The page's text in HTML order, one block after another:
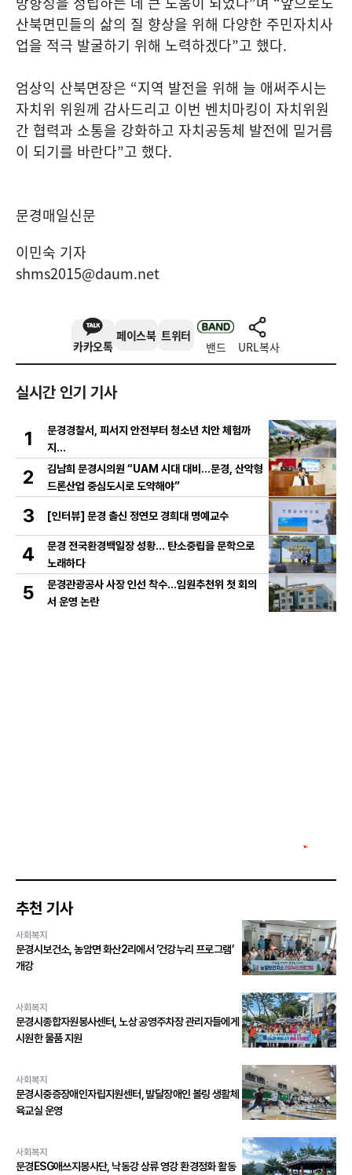
산북면민들의 삶의 질 향상을 위해 다양한 주민자치사
업을 적극 발굴하기 위해 노력하겠다”고 했다.
엄상익 산북면장은 “지역 발전을 위해 늘 애써주시는
자치위 위원께 감사드리고 이번 벤치마킹이 자치위원
간 협력과 소통을 강화하고 자치공동체 발전에 밑거름
이 되기를 바란다”고 했다.
문경매일신문
이민숙 기자
shms2015@daum.net
카카오톡
페이스북 트위터
밴드 URL복사
실시간 인기 기사
1
문경경찰서, 피서지 안전부터 청소년 치안 체험까
지…
2
김남희 문경시의원 “UAM 시대 대비…문경, 산악형
드론산업 중심도시로 도약해야”
3 [인터뷰] 문경 출신 정연모 경희대 명예교수
4
문경 전국환경백일장 성황… 탄소중립을 문학으로
노래하다
5
문경관광공사 사장 인선 착수…임원추천위 첫 회의
서 운영 논란
추천 기사
사회복지
문경시보건소, 농암면 화산2리에서 ‘건강누리 프로그램’
개강
사회복지
문경시종합자원봉사센터, 노상 공영주차장 관리자들에게
시원한 물품 지원
사회복지
문경시중증장애인자립지원센터, 발달장애인 볼링 생활체
육교실 운영
사회복지
문경ESG애쓰지봉사단, 낙동강 상류 영강 환경정화 활동